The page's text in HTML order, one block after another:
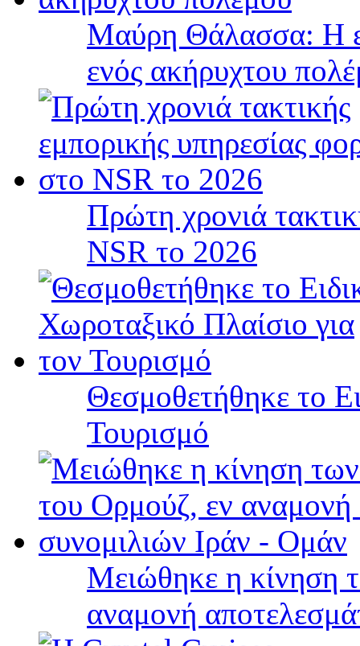
Μαύρη Θάλασσα: Η
ενός ακήρυχτου
Πρώτη χρονιά
NSR το 2026
Θεσμοθετήθηκε το
Τουρισμό
Μειώθηκε η κίνηση
αναμονή